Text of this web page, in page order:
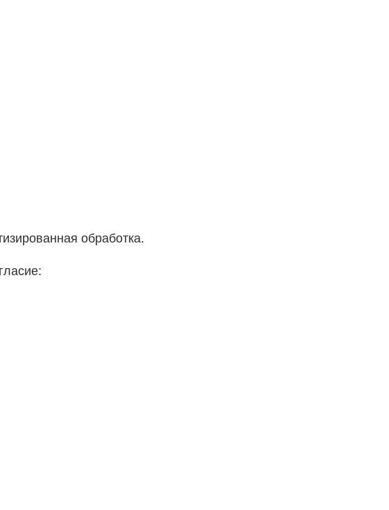
обработка.